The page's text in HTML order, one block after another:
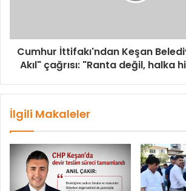
Cumhur İttifakı'ndan Keşan
Akıl" çağrısı: "Ranta değil, halka
İlgili Makaleler